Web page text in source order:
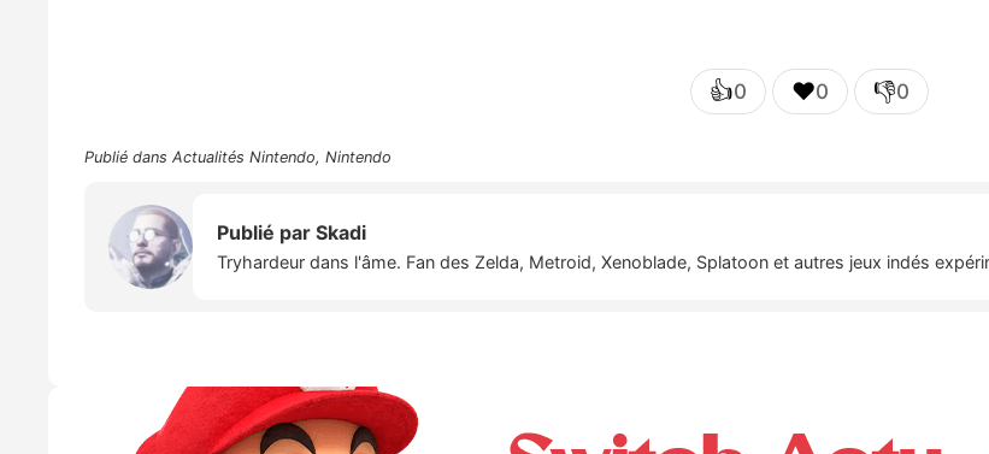
👍0 ❤️0 👎0
Publié dans Actualités Nintendo, Nintendo
Publié par Skadi
Tryhardeur dans l'âme. Fan des Zelda, Metroid, Xenoblade, Splatoon et autres jeux indés